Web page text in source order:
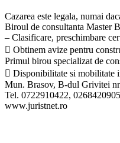
Cazarea este legala, numai
Biroul de consultanta Master
– Clasificare, preschimbare
 Obtinem avize pentru
Primul birou specializat de
 Disponibilitate si mobilitate
Mun. Brasov, B-dul Grivitei
Tel. 0722910422,
www.juristnet.ro